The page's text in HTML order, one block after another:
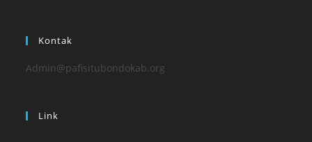
Kontak
Admin@pafisitubondokab.org
Link